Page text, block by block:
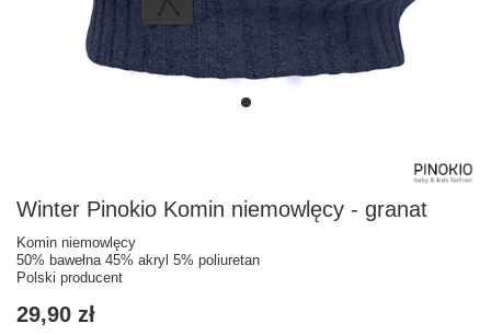
Winter Pinokio Komin niemowlęcy - granat
Komin niemowlęcy
50% bawełna 45% akryl 5% poliuretan
Polski producent
29,90 zł